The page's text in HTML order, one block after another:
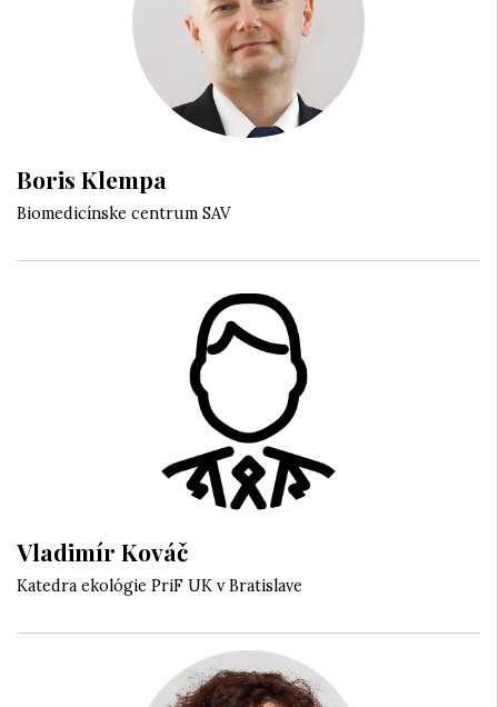
Boris Klempa
Biomedicínske centrum SAV
Vladimír Kováč
Katedra ekológie PriF UK v Bratislave